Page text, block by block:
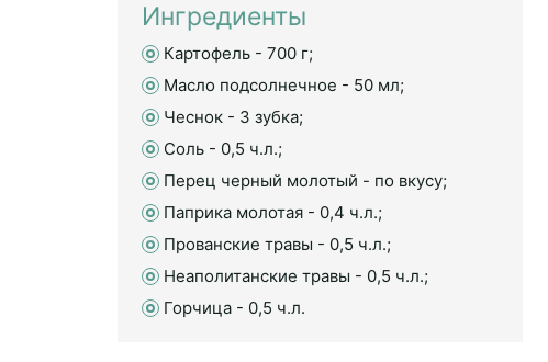
Ингредиенты
Картофель - 700 г;
Масло подсолнечное - 50 мл;
Чеснок - 3 зубка;
Соль - 0,5 ч.л.;
Перец черный молотый - по вкусу;
Паприка молотая - 0,4 ч.л.;
Прованские травы - 0,5 ч.л.;
Неаполитанские травы - 0,5 ч.л.;
Горчица - 0,5 ч.л.